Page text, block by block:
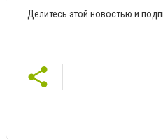
Делитесь этой новостью и